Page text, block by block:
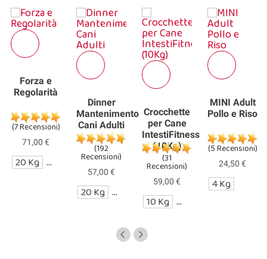
Forza e
Regolarità
(7 Recensioni)
71,00 €
20 Kg CAMPIONE DA 3kg
Dinner
Mantenimento
Cani Adulti
(192
Recensioni)
57,00 €
20 Kg CAMPIONE DA 3kg
Crocchette
per Cane
IntestiFitness
(10Kg)
(31
Recensioni)
59,00 €
10 Kg
MINI Adult
Pollo e Riso
(5 Recensioni)
24,50 €
4 Kg